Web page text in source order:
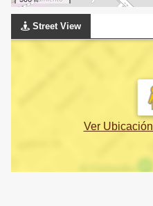
Street View
Ver Ubicación